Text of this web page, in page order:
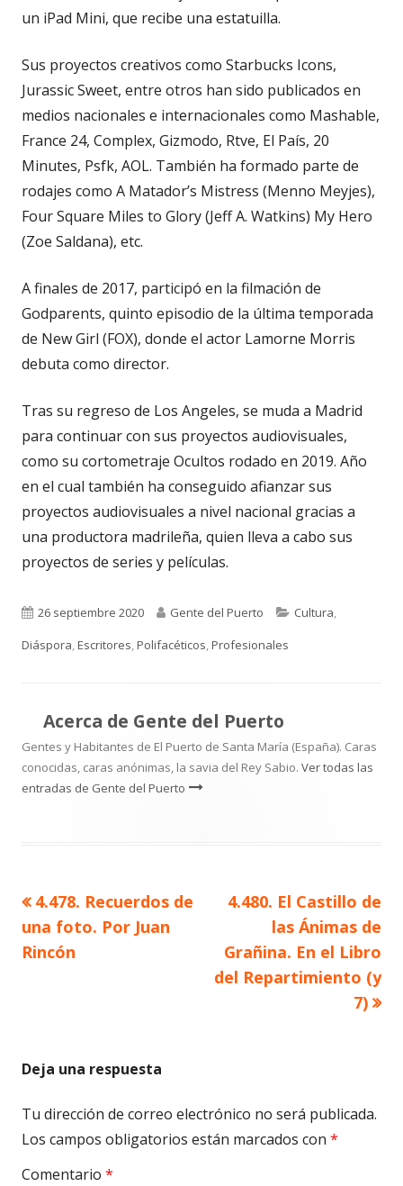
un iPad Mini, que recibe una estatuilla.
Sus proyectos creativos como Starbucks Icons,
Jurassic Sweet, entre otros han sido publicados en
medios nacionales e internacionales como Mashable,
France 24, Complex, Gizmodo, Rtve, El País, 20
Minutes, Psfk, AOL. También ha formado parte de
rodajes como A Matador’s Mistress (Menno Meyjes),
Four Square Miles to Glory (Jeff A. Watkins) My Hero
(Zoe Saldana), etc.
A finales de 2017, participó en la filmación de
Godparents, quinto episodio de la última temporada
de New Girl (FOX), donde el actor Lamorne Morris
debuta como director.
Tras su regreso de Los Angeles, se muda a Madrid
para continuar con sus proyectos audiovisuales,
como su cortometraje Ocultos rodado en 2019. Año
en el cual también ha conseguido afianzar sus
proyectos audiovisuales a nivel nacional gracias a
una productora madrileña, quien lleva a cabo sus
proyectos de series y películas.
Publicado
el
26 septiembre 2020 Autor
Gente del Puerto Categorías
Cultura,
Diáspora,Escritores,Polifacéticos,Profesionales
Acerca de Gente del Puerto
Gentes y Habitantes de El Puerto de Santa María (España). Caras
conocidas, caras anónimas, la savia del Rey Sabio. Ver todas las
entradas de Gente del Puerto
Navegación
de
Artículo
anterior
4.478. Recuerdos de
una foto. Por Juan
Rincón
Artículo
siguiente
4.480. El Castillo de
las Ánimas de
Grañina. En el Libro
del Repartimiento (y
7)
Deja una respuesta
Tu dirección de correo electrónico no será publicada.
Los campos obligatorios están marcados con *
Comentario *